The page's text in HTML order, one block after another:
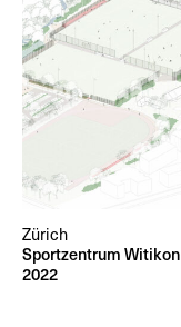
Zürich
Sportzentrum Witikon
2022